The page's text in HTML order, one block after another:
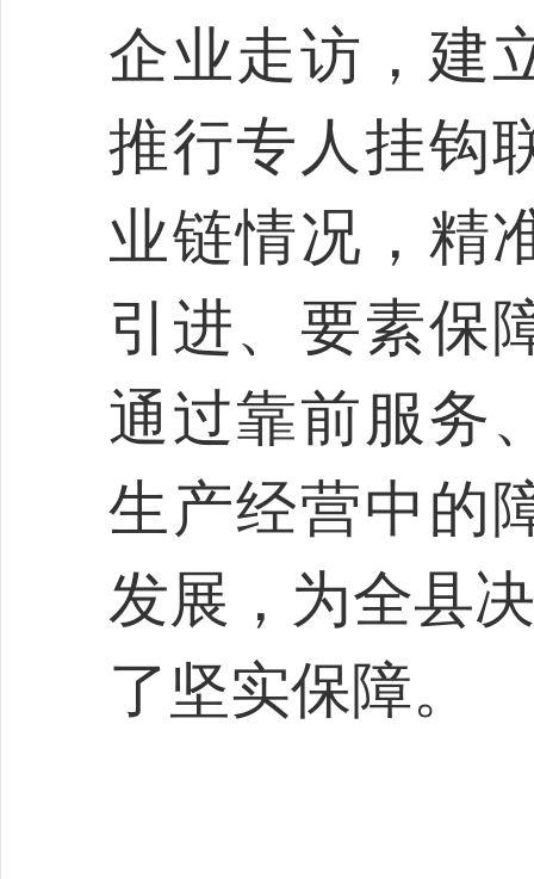
企业走访，建
推行专人挂钩
业链情况，精
引进、要素保
通过靠前服务
生产经营中的
发展，为全县
了坚实保障。